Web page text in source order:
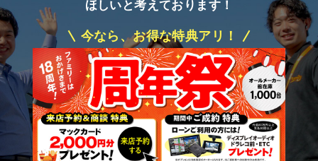
ほしいと考えております！
今なら、お得な特典アリ！